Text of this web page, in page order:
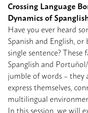
Crossing Language
Dynamics of
Have you ever heard
Spanish and English,
single sentence?
Spanglish and
jumble of words – they
express themselves,
multilingual
In this session, we will